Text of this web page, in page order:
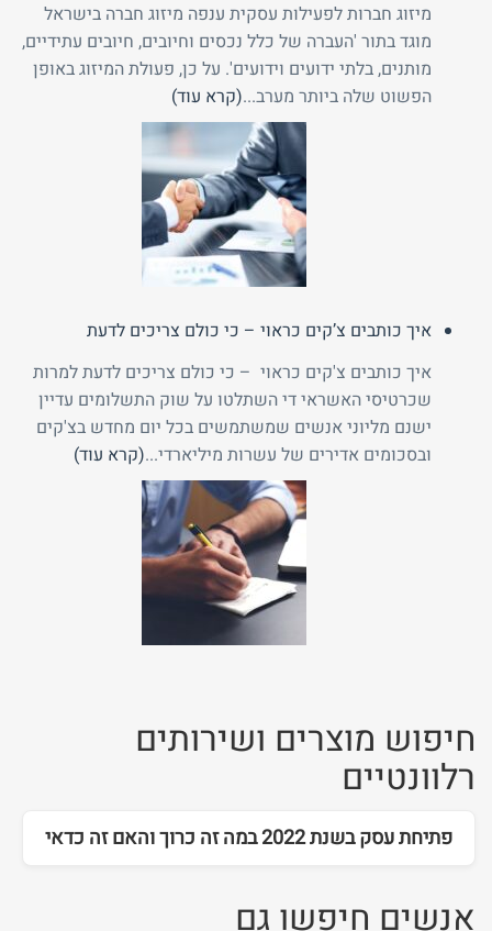
מיזוג חברות לפעילות עסקית ענפה מיזוג חברה בישראל
מוגד בתור 'העברה של כלל נכסים וחיובים, חיובים עתידיים,
מותנים, בלתי ידועים וידועים'. על כן, פעולת המיזוג באופן
הפשוט שלה ביותר מערב...(קרא עוד)
איך כותבים צ’קים כראוי – כי כולם צריכים לדעת
איך כותבים צ'קים כראוי – כי כולם צריכים לדעת למרות
שכרטיסי האשראי די השתלטו על שוק התשלומים עדיין
ישנם מליוני אנשים שמשתמשים בכל יום מחדש בצ'קים
ובסכומים אדירים של עשרות מיליארדי...(קרא עוד)
חיפוש מוצרים ושירותים
רלוונטיים
פתיחת עסק בשנת 2022 במה זה כרוך והאם זה כדאי
אנשים חיפשו גם